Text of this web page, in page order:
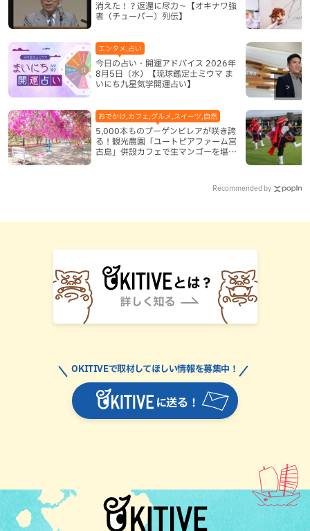
消えた！？返還に尽力～【オキナワ強
者（チューバー）列伝】
今日の占い・開運アドバイス 2026年
8月5日（水）【琉球鑑定士ミウマ ま
いにち九星気学開運占い】
エンタメ,占い
5,000本ものブーゲンビレアが咲き誇
る！観光農園「ユートピアファーム宮
古島」併設カフェで生マンゴーを堪能
おでかけ,カフェ,グルメ,スイーツ,自然
Recommended by
に送る！
OKITIVEで取材してほしい情報を募集中！